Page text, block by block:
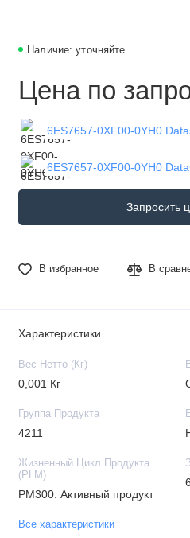
Наличие: уточняйте
Цена по
6ES7657-0XF00-0YH0
6ES7657-0XF00-0YH0
Запросить
В избранное В
Характеристики
Вес Нетто (Кг)
0,001 Кг
Группа Продукта
4211
Жизненный Цикл Продукта
(PLM)
PM300: Активный продукт
Все характеристики